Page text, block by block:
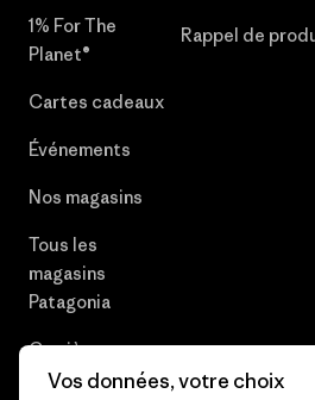
1% For The
Planet®
Cartes cadeaux
Événements
Nos magasins
Tous les
magasins
Patagonia
Carrières
Rappel de
Vos données, votre choix